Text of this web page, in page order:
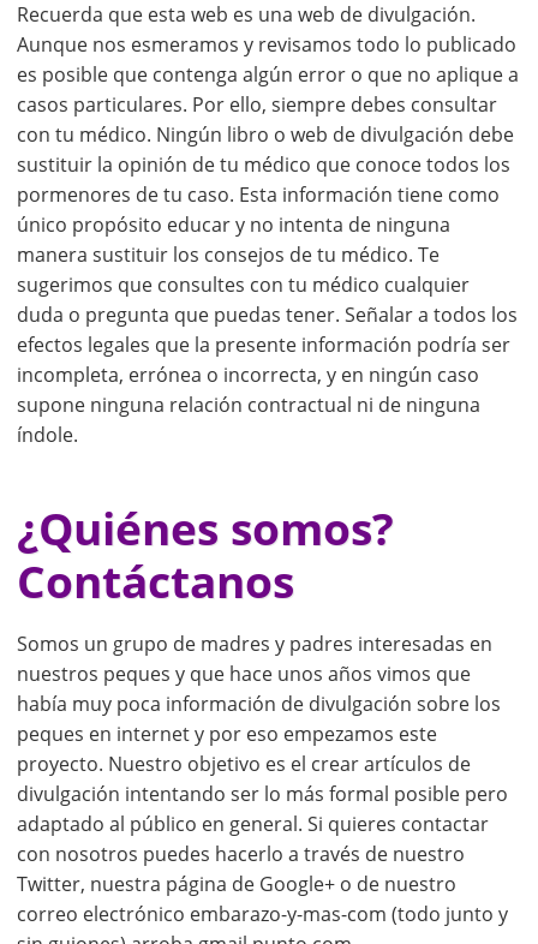
Recuerda que esta web es una web de divulgación.
Aunque nos esmeramos y revisamos todo lo publicado
es posible que contenga algún error o que no aplique a
casos particulares. Por ello, siempre debes consultar
con tu médico. Ningún libro o web de divulgación debe
sustituir la opinión de tu médico que conoce todos los
pormenores de tu caso. Esta información tiene como
único propósito educar y no intenta de ninguna
manera sustituir los consejos de tu médico. Te
sugerimos que consultes con tu médico cualquier
duda o pregunta que puedas tener. Señalar a todos los
efectos legales que la presente información podría ser
incompleta, errónea o incorrecta, y en ningún caso
supone ninguna relación contractual ni de ninguna
índole.
¿Quiénes somos?
Contáctanos
Somos un grupo de madres y padres interesadas en
nuestros peques y que hace unos años vimos que
había muy poca información de divulgación sobre los
peques en internet y por eso empezamos este
proyecto. Nuestro objetivo es el crear artículos de
divulgación intentando ser lo más formal posible pero
adaptado al público en general. Si quieres contactar
con nosotros puedes hacerlo a través de nuestro
Twitter, nuestra página de Google+ o de nuestro
correo electrónico embarazo-y-mas-com (todo junto y